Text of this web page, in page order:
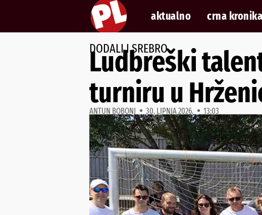
aktualno crna kronika
DODALI I SREBRO
Ludbreški
turniru u
ANTUN BOBONJ 30. LIPNJA 2026. 13:03